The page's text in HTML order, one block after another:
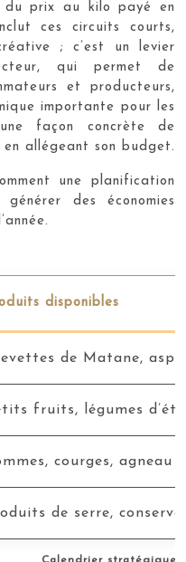
prix au kilo payé en
ces circuits courts,
; c’est un levier
qui permet de
et producteurs,
importante pour les
façon concrète de
en allégeant son budget.
une planification
des économies
disponibles
de Matane,
fruits, légumes d’été
courges, agneau
de serre,